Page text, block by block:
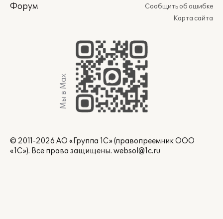
Форум
Сообщить об ошибке
Карта сайта
Мы в Max
© 2011-2026 АО «Группа 1С» (правопреемник ООО
«1С»). Все права защищены. websol@1c.ru